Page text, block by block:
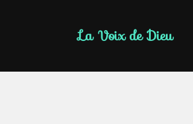
La Voix de Dieu